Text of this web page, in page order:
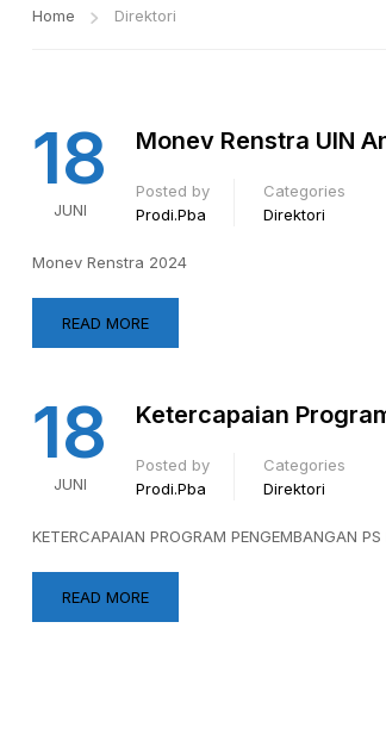
Home Direktori
18
JUNI
Monev Renstra UIN
Posted by
Prodi.pba
Categories
Direktori
Monev Renstra 2024
READ MORE
18
JUNI
Ketercapaian
Posted by
Prodi.pba
Categories
Direktori
KETERCAPAIAN PROGRAM PENGEMBANGAN PS
READ MORE